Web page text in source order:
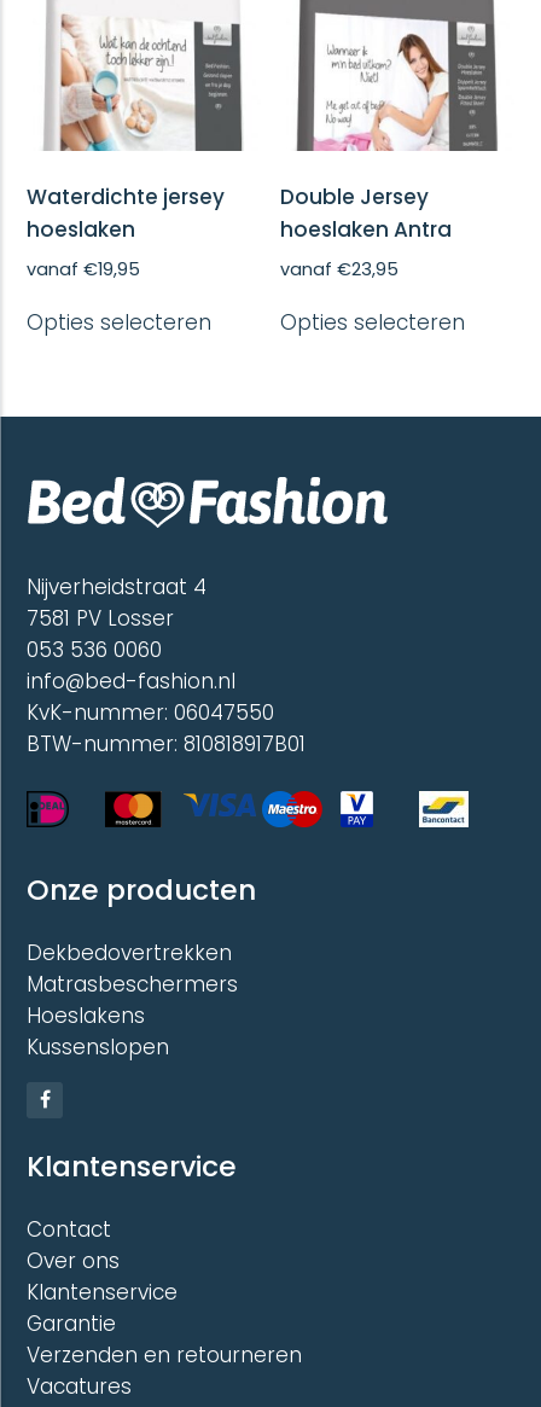
op
de
productpagina
op
de
Waterdichte jersey
hoeslaken
vanaf€19,95
Opties selecteren product
Deze
gekozen
worden
Double Jersey
hoeslaken Antra
vanaf€23,95
Opties selecteren
Deze
Nijverheidstraat 4
7581 PV Losser
053 536 0060
info@bed-fashion.nl
KvK-nummer: 06047550
BTW-nummer: 810818917B01
Onze producten
Dekbedovertrekken
Matrasbeschermers
Hoeslakens
Kussenslopen
Klantenservice
Contact
Over ons
Klantenservice
Garantie
Verzenden en retourneren
Vacatures